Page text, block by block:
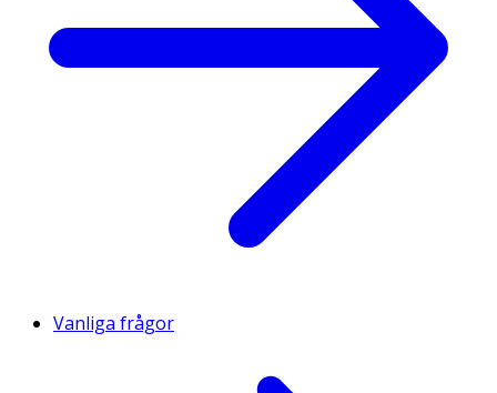
Vanliga frågor